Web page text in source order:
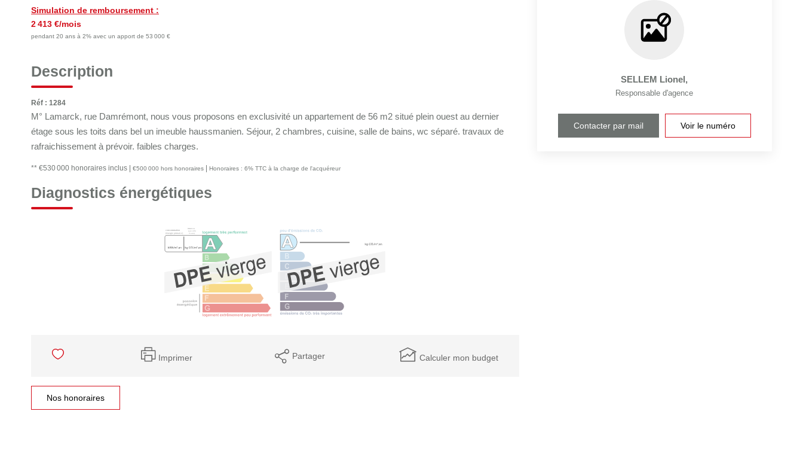
Simulation de remboursement :
2 413 €/mois
pendant 20 ans à 2% avec un apport de 53 000 €
Description
Réf : 1284
M° Lamarck, rue Damrémont, nous vous proposons en exclusivité un appartement de 56 m2 situé plein ouest au dernier
étage sous les toits dans bel un imeuble haussmanien. Séjour, 2 chambres, cuisine, salle de bains, wc séparé. travaux de
rafraichissement à prévoir. faibles charges.
** €530 000 honoraires inclus €500 000 hors honoraires Honoraires : 6% TTC à la charge de l'acquéreur
Diagnostics énergétiques
Imprimer Partager Calculer mon budget
Nos honoraires
SELLEM Lionel,
Responsable d'agence
Contacter par mail Voir le numéro